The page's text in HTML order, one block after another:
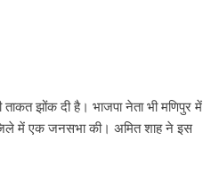
झोंक दी है। भाजपा नेता भी मणिपुर में
जिले में एक जनसभा की। अमित शाह ने इस